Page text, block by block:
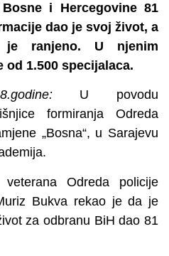
i Hercegovine 81
dao je svoj život, a
ranjeno. U njenim
1.500 specijalaca.
U povodu
formiranja Odreda
„Bosna“, u Sarajevu
veterana Odreda policije
Bukva rekao je da je
za odbranu BiH dao 81